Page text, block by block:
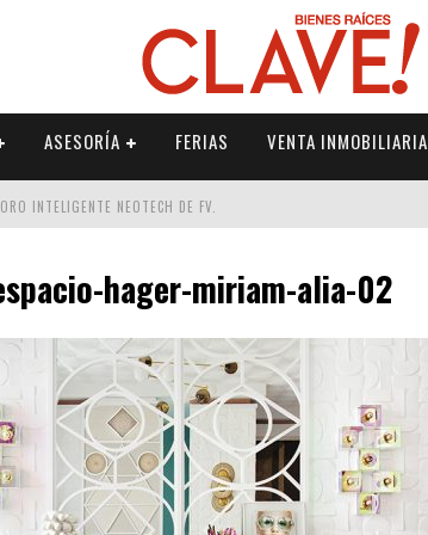
ASESORÍA FERIAS VENTA INMOBILIARIA
INTELIGENTE NEOTECH DE FV.
FV PARA ELEVAR TU ESPACIO
hager-miriam-alia-02